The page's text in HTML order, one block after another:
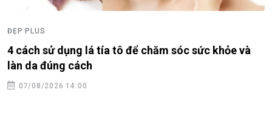
ĐẸP PLUS
4 cách sử dụng lá tía tô để chăm sóc sức khỏe và
làn da đúng cách
07/08/2026 14:00